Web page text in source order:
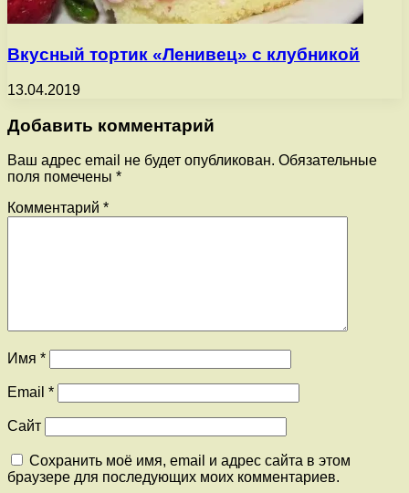
Вкусный тортик «Ленивец» с клубникой
13.04.2019
Добавить комментарий
Ваш адрес email не будет опубликован. Обязательные
поля помечены *
Комментарий *
Имя *
Email *
Сайт
Сохранить моё имя, email и адрес сайта в этом
браузере для последующих моих комментариев.